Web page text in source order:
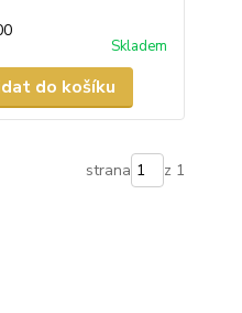
Skladem
do košíku
strana z 1